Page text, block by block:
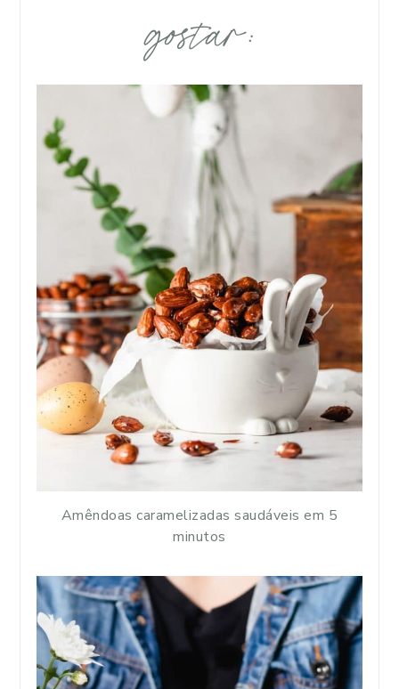
gostar:
Amêndoas caramelizadas saudáveis em 5
minutos